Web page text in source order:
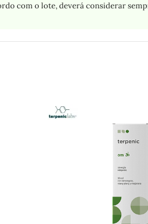
com o lote, deverá considerar